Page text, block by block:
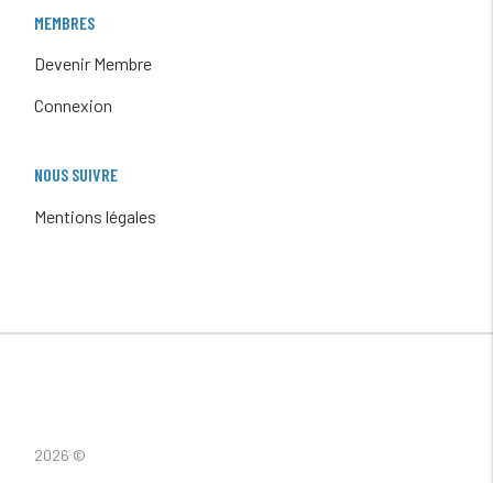
MEMBRES
Devenir Membre
Connexion
NOUS SUIVRE
Mentions légales
2026 ©